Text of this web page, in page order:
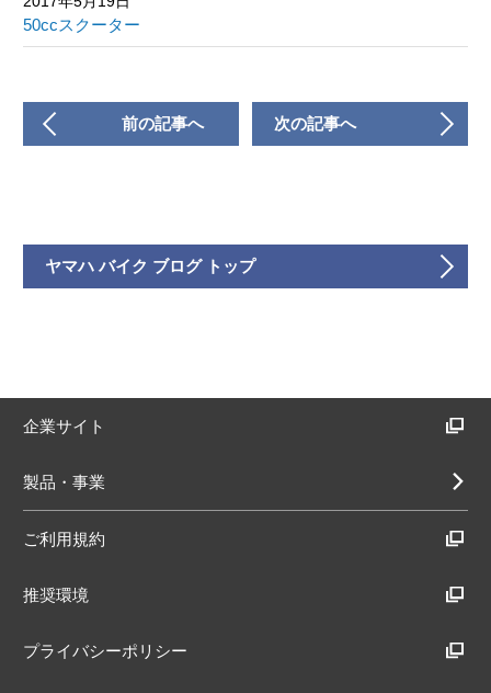
50ccスクーター
前の記事へ 次の記事へ
ヤマハ バイク ブログ トップ
企業サイト
製品・事業
ご利用規約
推奨環境
プライバシーポリシー